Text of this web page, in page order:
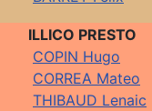
ILLICO PRESTO
COPIN Hugo
CORREA Mateo
THIBAUD Lenaic